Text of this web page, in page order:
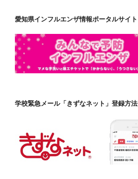
愛知県インフルエンザ情報ポータルサイト
学校緊急メール「きずなネット」登録方法